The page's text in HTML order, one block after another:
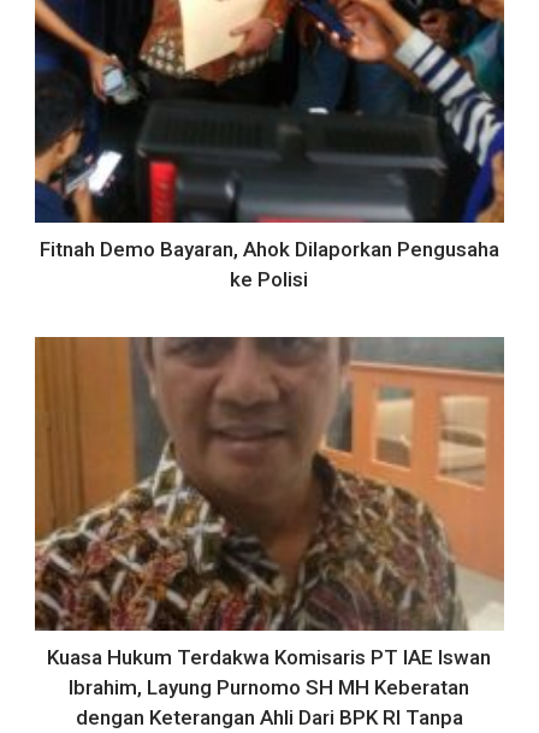
Fitnah Demo Bayaran, Ahok Dilaporkan Pengusaha
ke Polisi
Kuasa Hukum Terdakwa Komisaris PT IAE Iswan
Ibrahim, Layung Purnomo SH MH Keberatan
dengan Keterangan Ahli Dari BPK RI Tanpa